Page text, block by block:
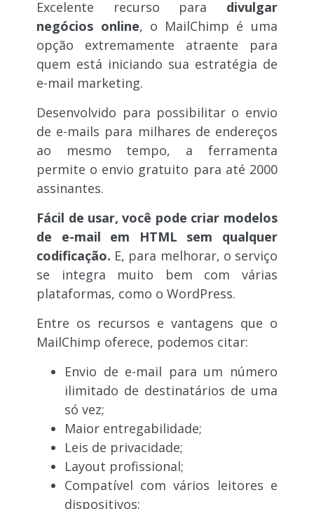
Excelente recurso para divulgar
negócios online, o MailChimp é uma
opção extremamente atraente para
quem está iniciando sua estratégia de
e-mail marketing.
Desenvolvido para possibilitar o envio
de e-mails para milhares de endereços
ao mesmo tempo, a ferramenta
permite o envio gratuito para até 2000
assinantes.
Fácil de usar, você pode criar modelos
de e-mail em HTML sem qualquer
codificação. E, para melhorar, o serviço
se integra muito bem com várias
plataformas, como o WordPress.
Entre os recursos e vantagens que o
MailChimp oferece, podemos citar:
Envio de e-mail para um número
ilimitado de destinatários de uma
só vez;
Maior entregabilidade;
Leis de privacidade;
Layout profissional;
Compatível com vários leitores e
dispositivos;